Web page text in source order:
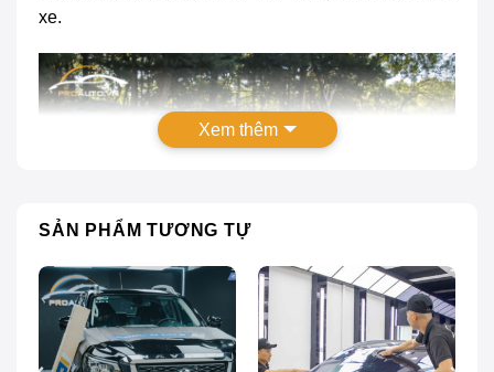
xe.
Dán phim cách nhiệt xe Subaru BRZ
Xem thêm
SẢN PHẨM TƯƠNG TỰ